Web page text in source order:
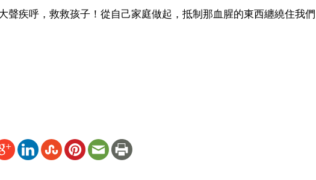
聲疾呼，救救孩子！從自己家庭做起，抵制那血腥的東西纏繞住我們